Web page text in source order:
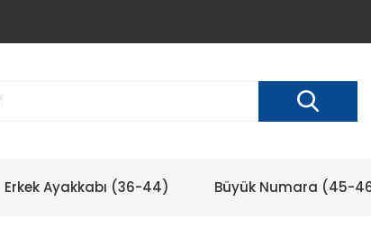
Erkek Ayakkabı (36-44) Büyük Numara (45-